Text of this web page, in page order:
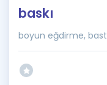
İngilizce Gramer
baskı
boyun eğdirme,